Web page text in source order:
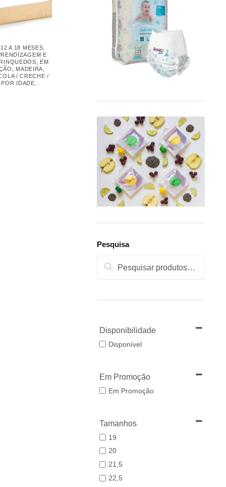
12 A 18 MESES
E
EM
MADEIRA
/ CRECHE /
POR IDADE
Pesquisa
Pesquisa
Disponibilidade
Disponível
Em Promoção
Em Promoção
Tamanhos
19
20
21,5
22,5